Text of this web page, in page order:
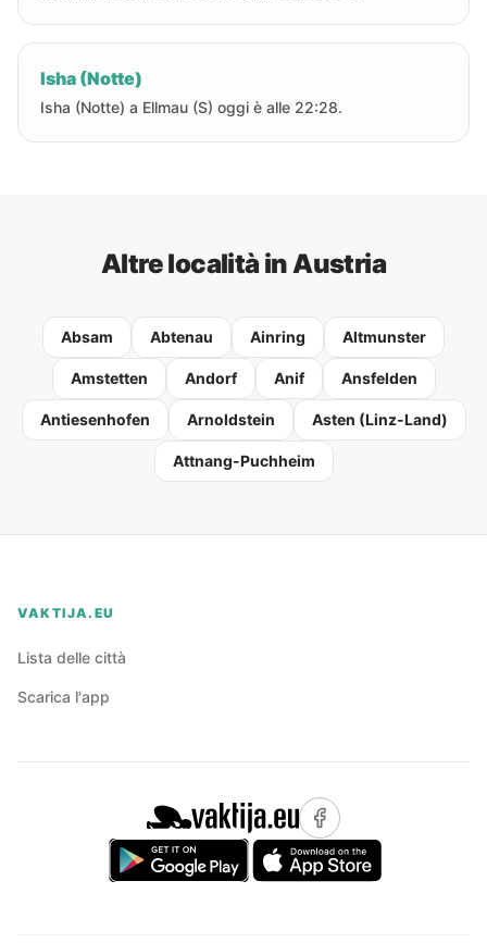
Isha (Notte)
Isha (Notte) a Ellmau (S) oggi è alle 22:28.
Altre località in Austria
Absam Abtenau Ainring Altmunster
Amstetten Andorf Anif Ansfelden
Antiesenhofen Arnoldstein Asten (Linz-Land)
Attnang-Puchheim
VAKTIJA.EU
Lista delle città
Scarica l'app